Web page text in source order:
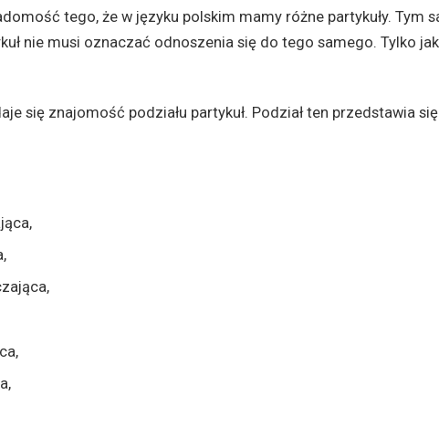
tego, że w języku polskim mamy różne partykuły. Tym
nie musi oznaczać odnoszenia się do tego samego. Tylko
się znajomość podziału partykuł. Podział ten przedstawia